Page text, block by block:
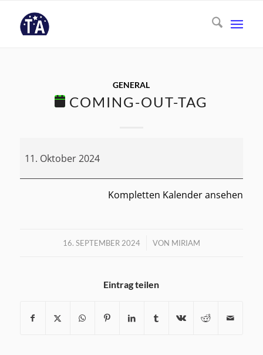
GENERAL
COMING-OUT-TAG
out-
Tag
11. Oktober 2024
Kompletten Kalender ansehen
16. SEPTEMBER 2024
/ VON MIRIAM
Eintrag teilen